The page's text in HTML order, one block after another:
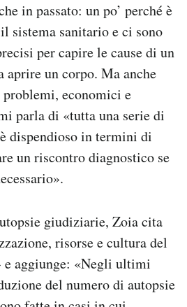
in passato: un po’ perché è
sistema sanitario e ci sono
per capire le cause di un
aprire un corpo. Ma anche
economici e
parla di «tutta una serie di
dispendioso in termini di
un riscontro diagnostico se
giudiziarie, Zoia cita
risorse e cultura del
aggiunge: «Negli ultimi
del numero di autopsie